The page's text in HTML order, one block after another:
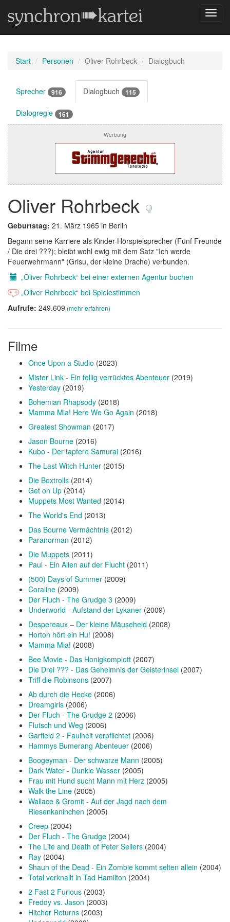
Start Personen Oliver Rohrbeck Dialogbuch
Sprecher 916 Dialogbuch 115
Dialogregie 161
Werbung
Oliver Rohrbeck
Geburtstag: 21. März 1965 in Berlin
Begann seine Karriere als Kinder-Hörspielsprecher (Fünf Freunde
/ Die drei ???); bleibt wohl ewig mit dem Satz "Ich werde
Feuerwehrmann" (Grisu, der kleine Drache) verbunden.
„Oliver Rohrbeck“ bei einer externen Agentur buchen
„Oliver Rohrbeck“ bei Spielestimmen
Aufrufe: 249.609 (mehr erfahren)
Filme
Once Upon a Studio (2023)
Mister Link - Ein fellig verrücktes Abenteuer (2019)
Yesterday (2019)
Bohemian Rhapsody (2018)
Mamma Mia! Here We Go Again (2018)
Greatest Showman (2017)
Jason Bourne (2016)
Kubo - Der tapfere Samurai (2016)
The Last Witch Hunter (2015)
Die Boxtrolls (2014)
Get on Up (2014)
Muppets Most Wanted (2014)
The World's End (2013)
Das Bourne Vermächtnis (2012)
Paranorman (2012)
Die Muppets (2011)
Paul - Ein Alien auf der Flucht (2011)
(500) Days of Summer (2009)
Coraline (2009)
Der Fluch - The Grudge 3 (2009)
Underworld - Aufstand der Lykaner (2009)
Despereaux – Der kleine Mäuseheld (2008)
Horton hört ein Hu! (2008)
Mamma Mia! (2008)
Bee Movie - Das Honigkomplott (2007)
Die Drei ??? - Das Geheimnis der Geisterinsel (2007)
Triff die Robinsons (2007)
Ab durch die Hecke (2006)
Dreamgirls (2006)
Der Fluch - The Grudge 2 (2006)
Flutsch und Weg (2006)
Garfield 2 - Faulheit verpflichtet (2006)
Hammys Bumerang Abenteuer (2006)
Boogeyman - Der schwarze Mann (2005)
Dark Water - Dunkle Wasser (2005)
Frau mit Hund sucht Mann mit Herz (2005)
Walk the Line (2005)
Wallace & Gromit - Auf der Jagd nach dem
Riesenkaninchen (2005)
Creep (2004)
Der Fluch - The Grudge (2004)
The Life and Death of Peter Sellers (2004)
Ray (2004)
Shaun of the Dead - Ein Zombie kommt selten allein (2004)
Total verknallt in Tad Hamilton (2004)
2 Fast 2 Furious (2003)
Freddy vs. Jason (2003)
Hitcher Returns (2003)